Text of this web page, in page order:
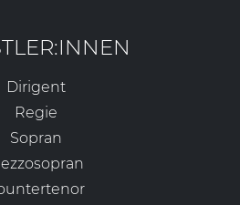
Dirigent
Regie
Sopran